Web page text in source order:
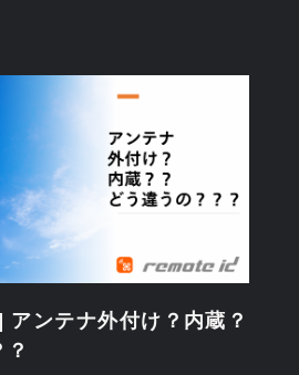
ンテナ外付け？内蔵？